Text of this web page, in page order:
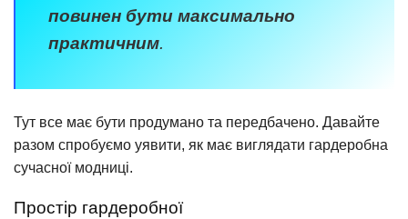
повинен бути максимально
практичним.
Тут все має бути продумано та передбачено. Давайте
разом спробуємо уявити, як має виглядати гардеробна
сучасної модниці.
Простір гардеробної